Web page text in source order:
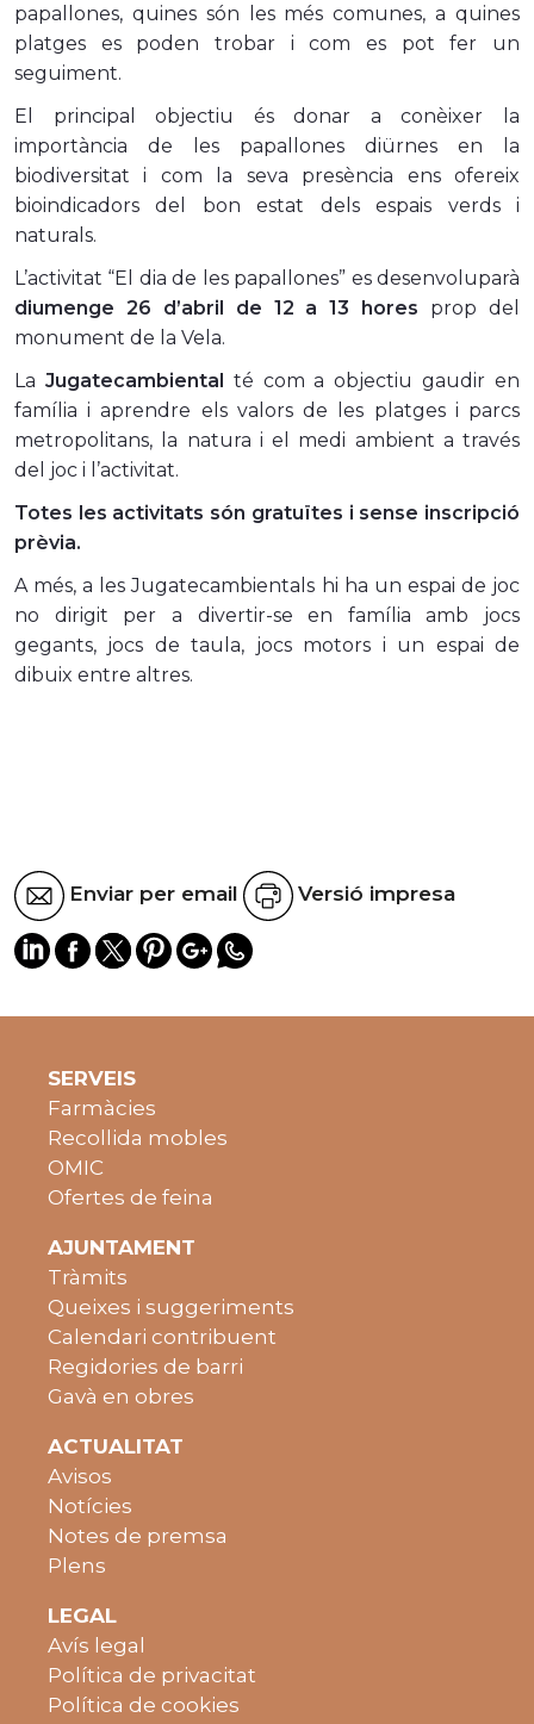
papallones, quines són les més comunes, a quines
platges es poden trobar i com es pot fer un
seguiment.
El principal objectiu és donar a conèixer la
importància de les papallones diürnes en la
biodiversitat i com la seva presència ens ofereix
bioindicadors del bon estat dels espais verds i
naturals.
L’activitat “El dia de les papallones” es desenvoluparà
diumenge 26 d’abril de 12 a 13 hores prop del
monument de la Vela.
La Jugatecambiental té com a objectiu gaudir en
família i aprendre els valors de les platges i parcs
metropolitans, la natura i el medi ambient a través
del joc i l’activitat.
Totes les activitats són gratuïtes i sense inscripció
prèvia.
A més, a les Jugatecambientals hi ha un espai de joc
no dirigit per a divertir-se en família amb jocs
gegants, jocs de taula, jocs motors i un espai de
dibuix entre altres.
Enviar per email Versió impresa
SERVEIS
Farmàcies
Recollida mobles
OMIC
Ofertes de feina
AJUNTAMENT
Tràmits
Queixes i suggeriments
Calendari contribuent
Regidories de barri
Gavà en obres
ACTUALITAT
Avisos
Notícies
Notes de premsa
Plens
LEGAL
Avís legal
Política de privacitat
Política de cookies